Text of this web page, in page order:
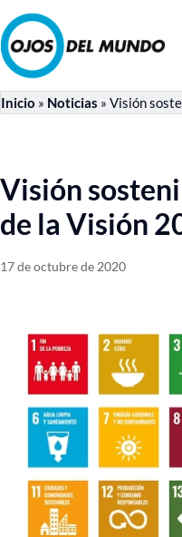
Inicio » Noticias » Visión
Visión
de la Visión
17 de octubre de 2020